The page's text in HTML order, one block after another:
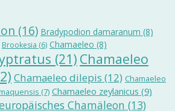
(16) Bradypodion damaranum (8)
Brookesia (6) Chamaeleo (8)
(21) Chamaeleo
Chamaeleo dilepis (12) Chamaeleo
(7) Chamaeleo zeylanicus (9)
Chamäleon (13)